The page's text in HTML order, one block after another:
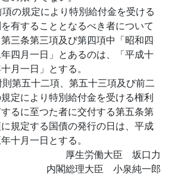
の規定により特別給付金を受ける
有することとなるべき者について
三条第三項及び第四項中「昭和四
四月一日」とあるのは、「平成十
月一日」とする。
則第五十二項、第五十三項及び前二
定により特別給付金を受ける権利
るに至つた者に交付する第五条第
規定する国債の発行の日は、平成
十月一日とする。
厚生労働大臣 坂口力
内閣総理大臣 小泉純一郎